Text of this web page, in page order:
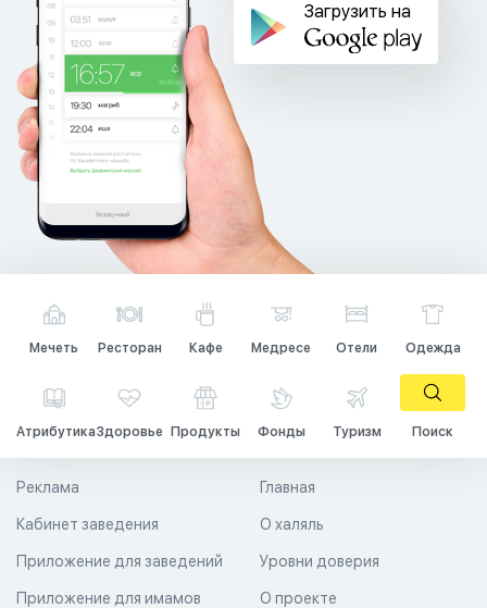
Загрузить на
Мечеть Ресторан Кафе Медресе Отели Одежда
АтрибутикаЗдоровье Продукты Фонды Туризм Поиск
Главная
О халяль
Уровни доверия
Реклама
Кабинет заведения
Приложение для заведений
Приложение для имамов О проекте